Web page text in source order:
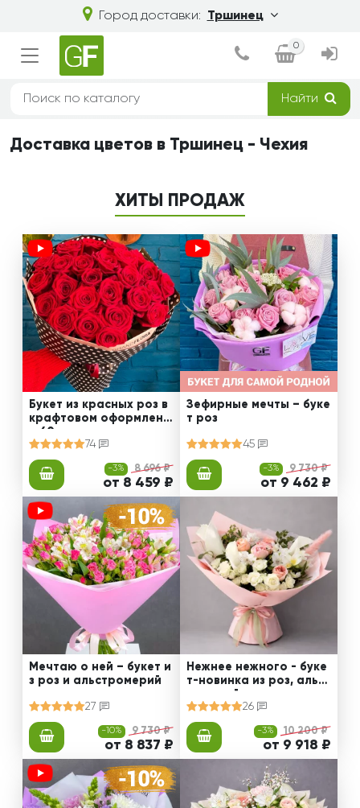
Город доставки: Тршинец
0
Найти
Доставка цветов в Тршинец - Чехия
ХИТЫ ПРОДАЖ
Букет из красных роз в
крафтовом оформлени
и 60 см
74
-3% 8 696 ₽
от 8 459 ₽
Зефирные мечты – буке
т роз
45
-3% 9 730 ₽
от 9 462 ₽
Мечтаю о ней – букет и
з роз и альстромерий
27
-10% 9 730 ₽
от 8 837 ₽
Нежнее нежного - буке
т-новинка из роз, альст
ромерий и калл
26
-3% 10 200 ₽
от 9 918 ₽